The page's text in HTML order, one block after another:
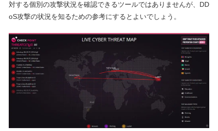
対する個別の攻撃状況を確認できるツールではありませんが、DD
oS攻撃の状況を知るための参考にするとよいでしょう。